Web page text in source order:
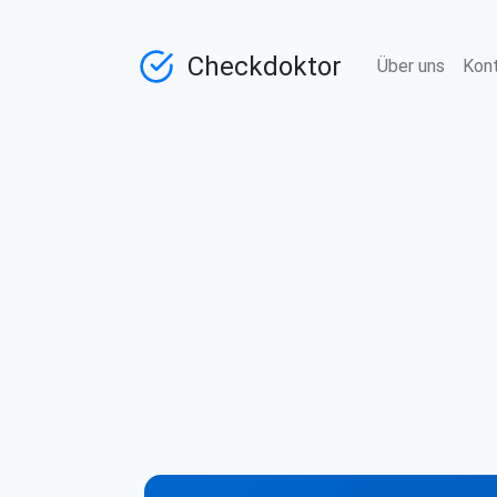
Checkdoktor Über uns